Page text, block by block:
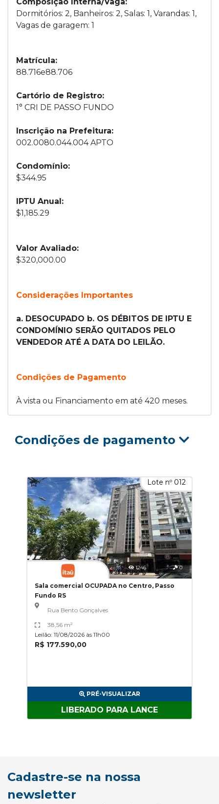
Dormitórios: 2, Banheiros: 2, Salas: 1, Varandas: 1,
Vagas de garagem: 1
Matrícula:
88.716e88.706
Cartório de Registro:
1° CRI DE PASSO FUNDO
Inscrição na Prefeitura:
002.0080.044.004 APTO
Condomínio:
$344.95
IPTU Anual:
$1,185.29
Valor Avaliado:
$320,000.00
Considerações Importantes
a. DESOCUPADO b. OS DÉBITOS DE IPTU E
CONDOMÍNIO SERÃO QUITADOS PELO
VENDEDOR ATÉ A DATA DO LEILÃO.
Condições de Pagamento
À vista ou Financiamento em até 420 meses.
Condições de pagamento
Lote nº 012
1246 0
Sala comercial OCUPADA no Centro, Passo
Fundo RS
Rua Bento Gonçalves
38,56 m²
Leilão: 11/08/2026 às 11h00
R$ 177.590,00
PRÉ-VISUALIZAR
LIBERADO PARA LANCE
Cadastre-se na nossa
newsletter